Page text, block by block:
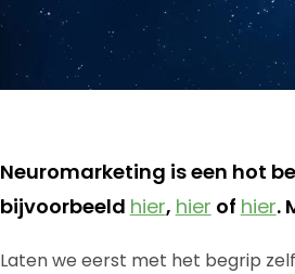
Neuromarketing is een hot
bijvoorbeeld hier, hier of hier.
Laten we eerst met het begrip